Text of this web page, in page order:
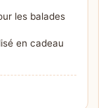
les balades
en cadeau